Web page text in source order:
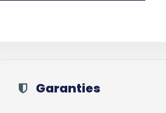
Garanties